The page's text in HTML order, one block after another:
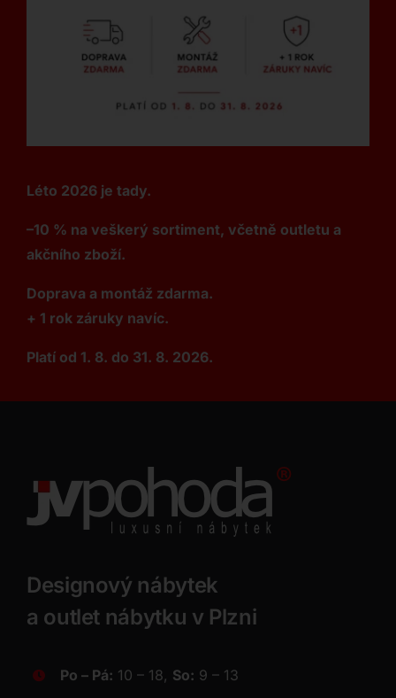
Léto 2026 je tady.
–10 % na veškerý sortiment, včetně outletu a
akčního zboží.
Doprava a montáž zdarma.
+ 1 rok záruky navíc.
Platí od 1. 8. do 31. 8. 2026.
Designový nábytek
a outlet nábytku v Plzni
Po – Pá: 10 – 18, So: 9 – 13